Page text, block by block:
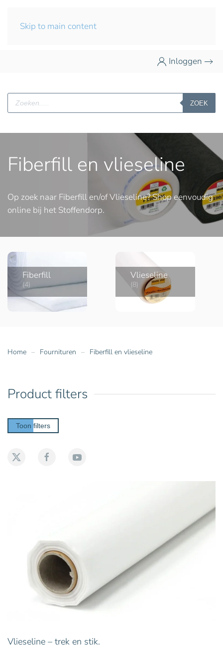
Skip to main content
Inloggen
Producten
zoeken
ZOEK
Fiberfill en vlieseline
Op zoek naar Fiberfill en/of Vlieseline? Shop eenvoudig
online bij het Stoffendorp.
Fiberfill
(4)
Vlieseline
(8)
Home Fournituren Fiberfill en vlieseline
Product filters
Toon filters
Vlieseline – trek en stik.